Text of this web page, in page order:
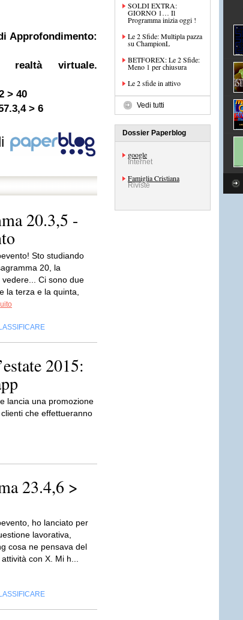
Approfondimento:
realtà virtuale.
> 40
> 6
20.3,5 -
Sto studiando
20, la
Ci sono due
la terza e la quinta,
2015:
lancia una promozione
che effettueranno
23.4,6 >
ho lanciato per
lavorativa,
cosa ne pensava del
con X. Mi h...
SOLDI EXTRA:
GIORNO 1… Il
Programma inizia oggi !
Le 2 Sfide: Multipla pazza
su ChampionL
BETFOREX: Le 2 Sfide:
Meno 1 per chiusura
Le 2 sfide in attivo
Vedi tutti
Dossier Paperblog
google
Internet
Famiglia Cristiana
Riviste